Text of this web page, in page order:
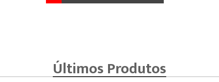
Últimos Produtos